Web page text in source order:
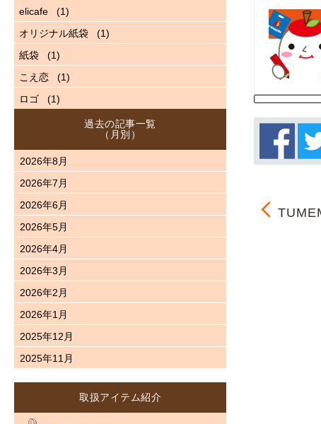
elicafe
(1)
オリジナル紙袋
(1)
紙袋
(1)
こえ恋
(1)
ロゴ
(1)
過去の記事一覧
（月別）
2026年8月
2026年7月
2026年6月
2026年5月
2026年4月
2026年3月
2026年2月
2026年1月
2025年12月
2025年11月
取扱アイテム紹介